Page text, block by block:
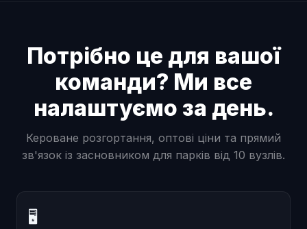
Потрібно це для вашої
команди? Ми все
налаштуємо за день.
Кероване розгортання, оптові ціни та прямий
зв'язок із засновником для парків від 10 вузлів.
🖥